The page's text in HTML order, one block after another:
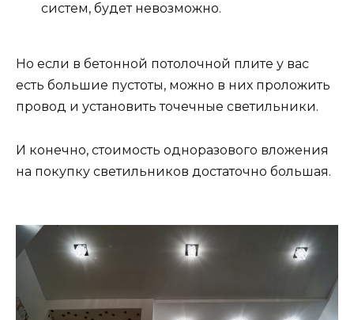
систем, будет невозможно.
Но если в бетонной потолочной плите у вас
есть большие пустоты, можно в них проложить
провод и установить точечные светильники.
И конечно, стоимость одноразового вложения
на покупку светильников достаточно большая.